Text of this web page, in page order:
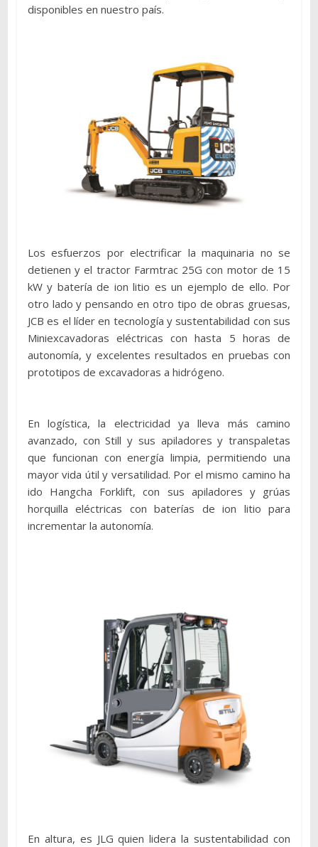
disponibles en nuestro país.
Los esfuerzos por electrificar la maquinaria no se
detienen y el tractor Farmtrac 25G con motor de 15
kW y batería de ion litio es un ejemplo de ello. Por
otro lado y pensando en otro tipo de obras gruesas,
JCB es el líder en tecnología y sustentabilidad con sus
Miniexcavadoras eléctricas con hasta 5 horas de
autonomía, y excelentes resultados en pruebas con
prototipos de excavadoras a hidrógeno.
En logística, la electricidad ya lleva más camino
avanzado, con Still y sus apiladores y transpaletas
que funcionan con energía limpia, permitiendo una
mayor vida útil y versatilidad. Por el mismo camino ha
ido Hangcha Forklift, con sus apiladores y grúas
horquilla eléctricas con baterías de ion litio para
incrementar la autonomía.
En altura, es JLG quien lidera la sustentabilidad con